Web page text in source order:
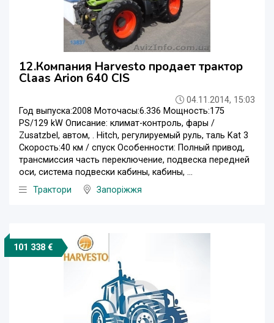
12.Компания Harvesto продает трактор
Claas Arion 640 CIS
04.11.2014, 15:03
Год выпуска:2008 Моточасы:6.336 Мощность:175
PS/129 kW Описание: климат-контроль, фары /
Zusatzbel, автом, . Hitch, регулируемый руль, таль Kat 3
Скорость:40 км / спуск Особенности: Полный привод,
трансмиссия часть переключение, подвеска передней
оси, система подвески кабины, кабины, ...
Трактори
Запоріжжя
101 338 €